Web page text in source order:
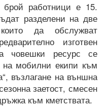
работници е 15.
разделени на две
да обслужват
изготвен
човешки ресурс се
мобилни екипи към
възлагане на външна
заетост, смесен
към кметствата.